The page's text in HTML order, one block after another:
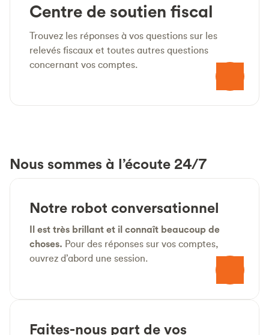
Centre de soutien fiscal
Trouvez les réponses à vos questions sur les
relevés fiscaux et toutes autres questions
concernant vos comptes.
Nous sommes à l’écoute 24/7
Notre robot conversationnel
Il est très brillant et il connaît beaucoup de
choses. Pour des réponses sur vos comptes,
ouvrez d’abord une session.
Faites-nous part de vos